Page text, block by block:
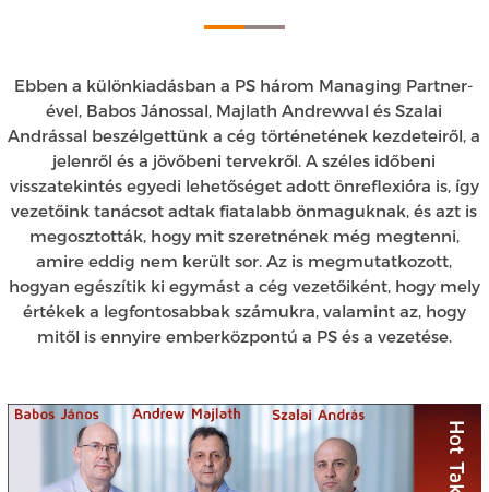
Ebben a különkiadásban a PS három Managing Partner-
ével, Babos Jánossal, Majlath Andrewval és Szalai
Andrással beszélgettünk a cég történetének kezdeteiről, a
jelenről és a jövőbeni tervekről. A széles időbeni
visszatekintés egyedi lehetőséget adott önreflexióra is, így
vezetőink tanácsot adtak fiatalabb önmaguknak, és azt is
megosztották, hogy mit szeretnének még megtenni,
amire eddig nem került sor. Az is megmutatkozott,
hogyan egészítik ki egymást a cég vezetőiként, hogy mely
értékek a legfontosabbak számukra, valamint az, hogy
mitől is ennyire emberközpontú a PS és a vezetése.